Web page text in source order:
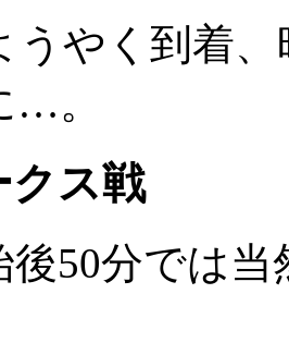
うやく到着
…。
クス戦
後50分では